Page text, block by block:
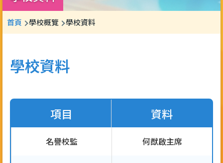
導
航
結
首頁 學校概覽 學校資料
學校資料
項目 資料
名譽校監 何猷啟主席